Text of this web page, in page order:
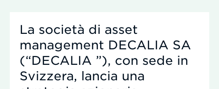
La società di asset
management DECALIA SA
(“DECALIA ”), con sede in
Svizzera, lancia una